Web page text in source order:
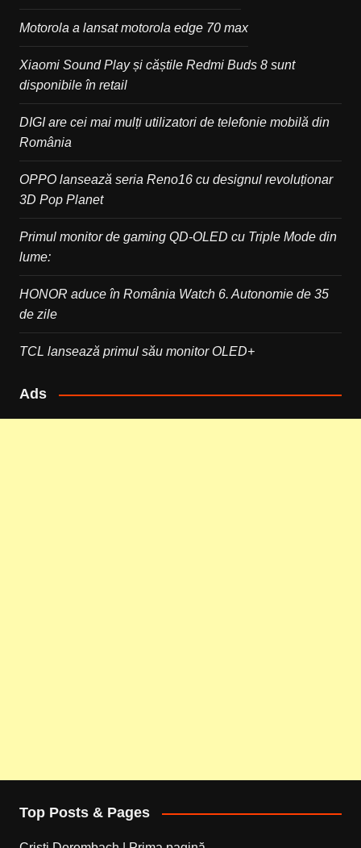
Motorola a lansat motorola edge 70 max
Xiaomi Sound Play și căștile Redmi Buds 8 sunt
disponibile în retail
DIGI are cei mai mulți utilizatori de telefonie mobilă din
România
OPPO lansează seria Reno16 cu designul revoluționar
3D Pop Planet
Primul monitor de gaming QD-OLED cu Triple Mode din
lume:
HONOR aduce în România Watch 6. Autonomie de 35
de zile
TCL lansează primul său monitor OLED+
Ads
Top Posts & Pages